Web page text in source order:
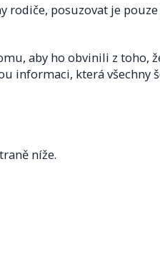
rodiče, posuzovat je
aby ho obvinili z toho,
informaci, která všechny
níže.